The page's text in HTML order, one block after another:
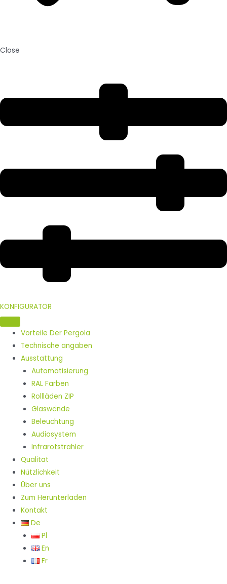
Close
KONFIGURATOR
Vorteile Der Pergola ​
Technische angaben
Ausstattung
Automatisierung
RAL Farben
Rollläden ZIP
Glaswände
Beleuchtung
Audiosystem
Infrarotstrahler
Qualitat
Nützlichkeit
Über uns
Zum Herunterladen
Kontakt
De
Pl
En
Fr